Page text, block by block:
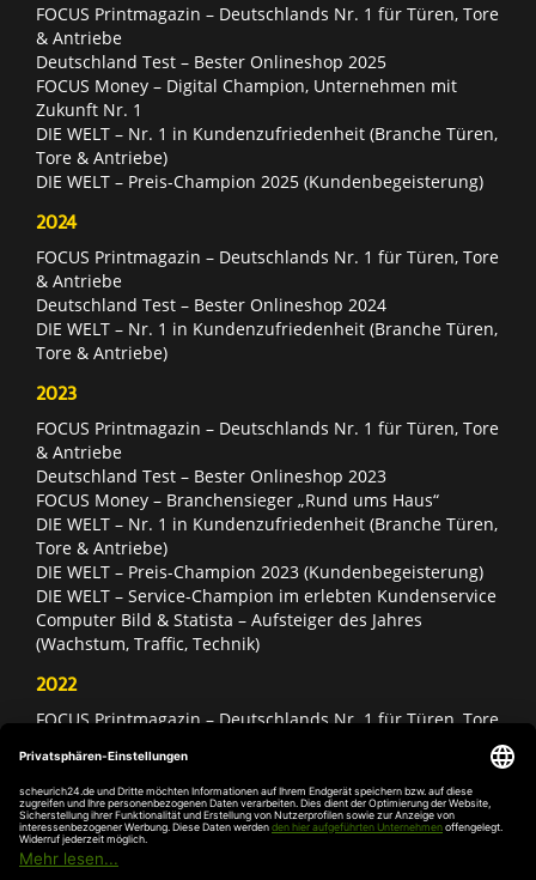
FOCUS Printmagazin – Deutschlands Nr. 1 für Türen, Tore
& Antriebe
Deutschland Test – Bester Onlineshop 2025
FOCUS Money – Digital Champion, Unternehmen mit
Zukunft Nr. 1
DIE WELT – Nr. 1 in Kundenzufriedenheit (Branche Türen,
Tore & Antriebe)
DIE WELT – Preis-Champion 2025 (Kundenbegeisterung)
2024
FOCUS Printmagazin – Deutschlands Nr. 1 für Türen, Tore
& Antriebe
Deutschland Test – Bester Onlineshop 2024
DIE WELT – Nr. 1 in Kundenzufriedenheit (Branche Türen,
Tore & Antriebe)
2023
FOCUS Printmagazin – Deutschlands Nr. 1 für Türen, Tore
& Antriebe
Deutschland Test – Bester Onlineshop 2023
FOCUS Money – Branchensieger „Rund ums Haus“
DIE WELT – Nr. 1 in Kundenzufriedenheit (Branche Türen,
Tore & Antriebe)
DIE WELT – Preis-Champion 2023 (Kundenbegeisterung)
DIE WELT – Service-Champion im erlebten Kundenservice
Computer Bild & Statista – Aufsteiger des Jahres
(Wachstum, Traffic, Technik)
2022
FOCUS Printmagazin – Deutschlands Nr. 1 für Türen, Tore
Deutschland Test – Bester Onlineshop 2022
FOCUS Money – Branchensieger „Rund ums Haus“
DIE WELT – Service-Champion im erlebten Kundenservice
DIE WELT – Branchengewinner Gold-Rang (Türen, Tore &
Antriebe)